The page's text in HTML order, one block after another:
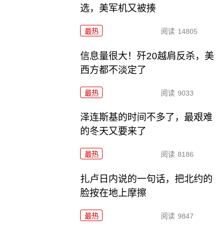
选，美军机又被揍
最热 阅读 14805
信息量很大！歼20越肩反杀，美
西方都不淡定了
最热 阅读 9033
泽连斯基的时间不多了，最艰难
的冬天又要来了
最热 阅读 8186
扎卢日内说的一句话，把北约的
脸按在地上摩擦
最热 阅读 9847